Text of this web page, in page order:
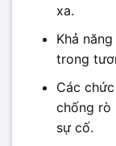
xa.
Khả
trong
Các
chống rò
sự cố.